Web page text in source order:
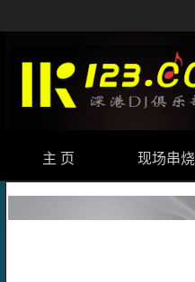
主 页 现场串烧